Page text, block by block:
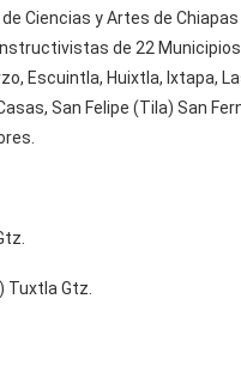
Ciencias y Artes de Chiapas
de 22
Escuintla, Huixtla, Ixtapa,
San Felipe (Tila) San
Tuxtla Gtz.